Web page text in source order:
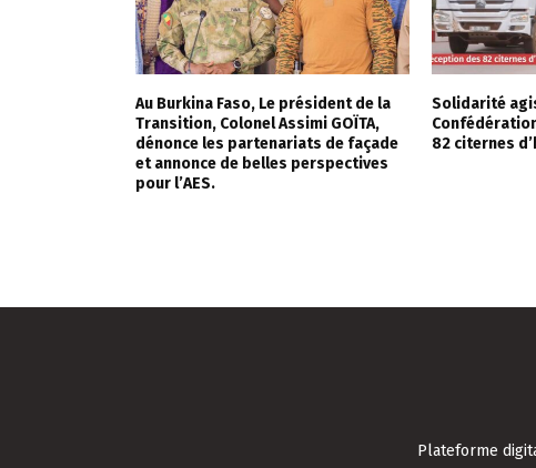
Au Burkina Faso, Le président de la
Transition, Colonel Assimi GOÏTA,
dénonce les partenariats de façade
et annonce de belles perspectives
pour l’AES.
Solidarité
82 citernes
Plateforme